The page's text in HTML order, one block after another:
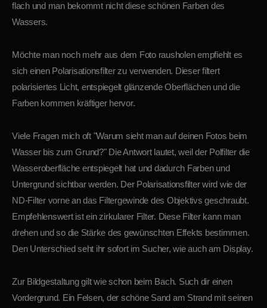
flach und man bekommt nicht diese schönen Farben des
Wassers.
Möchte man noch mehr aus dem Foto rausholen empfiehlt es
sich einen Polarisationsfilter zu verwenden. Dieser filtert
polarisiertes Licht, entspiegelt glänzende Oberflächen und die
Farben kommen kräftiger hervor.
Viele Fragen mich oft "Warum sieht man auf deinen Fotos beim
Wasser bis zum Grund?" Die Antwort lautet, weil der Polfilter die
Wasseroberfläche entspiegelt hat und dadurch Farben und
Untergrund sichtbar werden. Der Polarisationsfilter wird wie der
ND-Filter vorne an das Filtergewinde des Objektivs geschraubt.
Empfehlenswert ist ein zirkularer Filter. Diese Filter kann man
drehen und so die Stärke des gewünschten Effekts bestimmen.
Den Unterschied seht ihr sofort im Sucher, wie auch am Display.
Zur Bildgestaltung gilt wie schon beim Bach. Such dir einen
Vordergrund. Ein Felsen, der schöne Sand am Strand mit seinen